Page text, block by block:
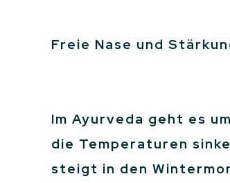
Freie Nase und
Im Ayurveda geht es
die Temperaturen
steigt in den